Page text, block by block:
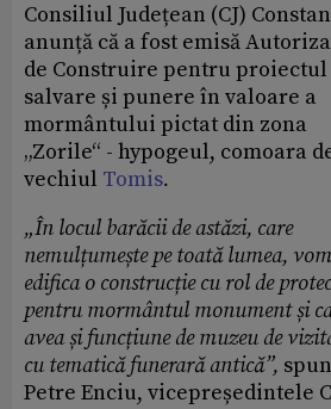
Consiliul Județean (CJ)
anunță că a fost emisă
de Construire pentru proiectul
salvare și punere în valoare a
mormântului pictat din zona
„Zorile“ - hypogeul, comoara
vechiul Tomis.
„În locul barăcii de astăzi, care
nemulțumește pe toată lumea, vom
edifica o construcție cu rol de
pentru mormântul monument și
avea și funcțiune de muzeu de
cu tematică funerară antică”,
Petre Enciu, vicepreședintele